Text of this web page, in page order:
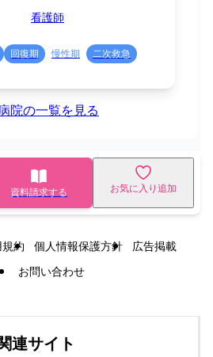
看護師
回復期 慢性期
二次救急
院の一覧を見る
資料請求する お気に入り追加
約 個人情報保護方針
広告掲載
お問い合わせ
連サイト